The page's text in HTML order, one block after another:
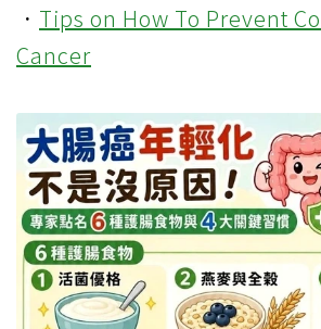
． Tips on How To Prevent
Cancer